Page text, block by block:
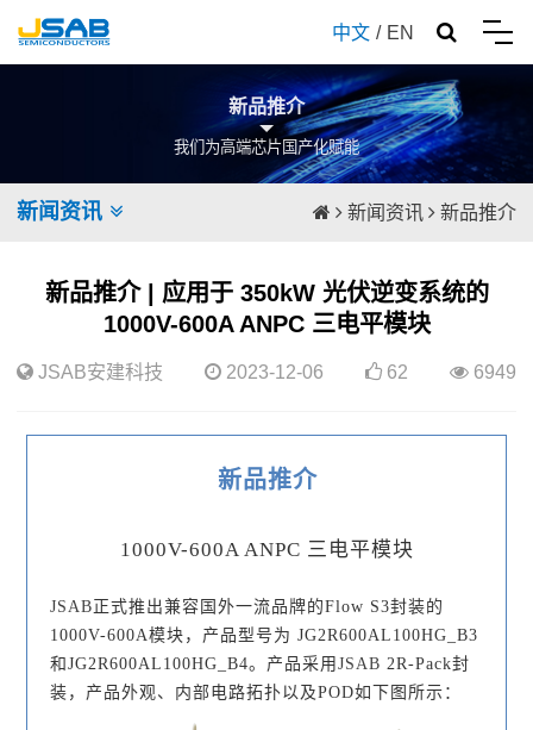
中文 / EN
新品推介
我们为高端芯片国产化赋能
新闻资讯 新闻资讯 新品推介
新品推介 | 应用于 350kW 光伏逆变系统的
1000V-600A ANPC 三电平模块
JSAB安建科技 2023-12-06 62 6949
新品推介
1000V-600A ANPC 三电平模块
JSAB 正式推出兼容国外一流品牌的Flow S3封装的
1000V-600A模块，产品型号为 JG2R600AL100HG_B3
和 JG2R600AL100HG_B4。产品采用 JSAB 2R-Pack封
装，产品外观、内部电路拓扑以及POD如
下图 所示：